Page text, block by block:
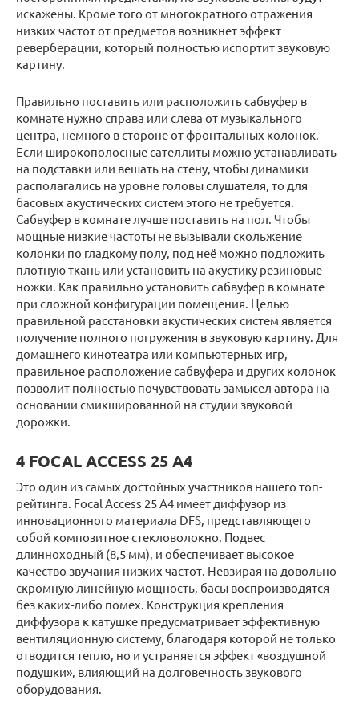
искажены. Кроме того от многократного отражения
низких частот от предметов возникнет эффект
реверберации, который полностью испортит звуковую
картину.
Правильно поставить или расположить сабвуфер в
комнате нужно справа или слева от музыкального
центра, немного в стороне от фронтальных колонок.
Если широкополосные сателлиты можно устанавливать
на подставки или вешать на стену, чтобы динамики
располагались на уровне головы слушателя, то для
басовых акустических систем этого не требуется.
Сабвуфер в комнате лучше поставить на пол. Чтобы
мощные низкие частоты не вызывали скольжение
колонки по гладкому полу, под неё можно подложить
плотную ткань или установить на акустику резиновые
ножки. Как правильно установить сабвуфер в комнате
при сложной конфигурации помещения. Целью
правильной расстановки акустических систем является
получение полного погружения в звуковую картину. Для
домашнего кинотеатра или компьютерных игр,
правильное расположение сабвуфера и других колонок
позволит полностью почувствовать замысел автора на
основании смикшированной на студии звуковой
дорожки.
4 FOCAL ACCESS 25 A4
Это один из самых достойных участников нашего топ-
рейтинга. Focal Access 25 A4 имеет диффузор из
инновационного материала DFS, представляющего
собой композитное стекловолокно. Подвес
длинноходный (8,5 мм), и обеспечивает высокое
качество звучания низких частот. Невзирая на довольно
скромную линейную мощность, басы воспроизводятся
без каких-либо помех. Конструкция крепления
диффузора к катушке предусматривает эффективную
вентиляционную систему, благодаря которой не только
отводится тепло, но и устраняется эффект «воздушной
подушки», влияющий на долговечность звукового
оборудования.